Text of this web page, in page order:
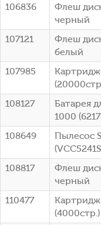
106836
Флеш
черный
107121
Флеш
белый
107985
Картридж
108127
Батарея
1000
108649
Пылесос
108817
Флеш
черный
110477
Картридж